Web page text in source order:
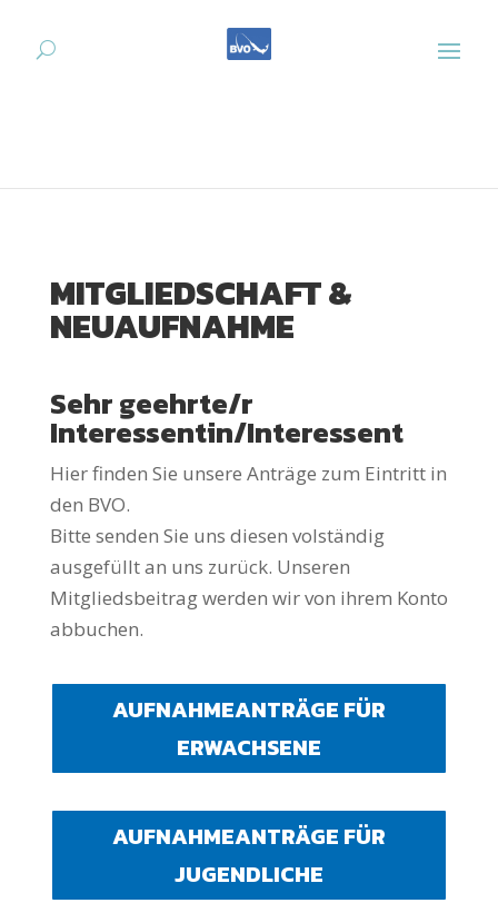
MITGLIEDSCHAFT &
NEUAUFNAHME
Sehr geehrte/r
Interessentin/Interessent
Hier finden Sie unsere Anträge zum Eintritt in
den BVO.
Bitte senden Sie uns diesen volständig
ausgefüllt an uns zurück. Unseren
Mitgliedsbeitrag werden wir von ihrem Konto
abbuchen.
AUFNAHMEANTRÄGE FÜR
ERWACHSENE
AUFNAHMEANTRÄGE FÜR
JUGENDLICHE